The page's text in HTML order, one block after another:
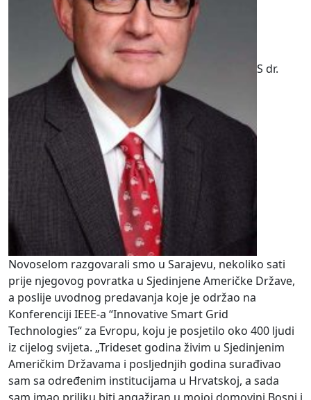
S dr.
Novoselom razgovarali smo u Sarajevu, nekoliko sati
prije njegovog povratka u Sjedinjene Američke Države,
a poslije uvodnog predavanja koje je održao na
Konferenciji IEEE-a “Innovative Smart Grid
Technologies“ za Evropu, koju je posjetilo oko 400 ljudi
iz cijelog svijeta. „Trideset godina živim u Sjedinjenim
Američkim Državama i posljednjih godina surađivao
sam sa određenim institucijama u Hrvatskoj, a sada